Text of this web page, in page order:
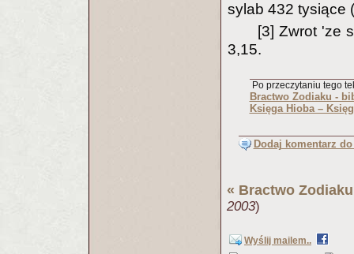
sylab 432 tysiące
[3] Zwrot 'ze
3,15.
Po przeczytaniu tego
Bractwo Zodiaku -
Księga Hioba –
Dodaj komentarz
« Bractwo Zodiaku
2003)
Wyślij mailem..